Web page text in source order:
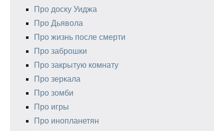
Про доску Уиджа
Про Дьявола
Про жизнь после смерти
Про заброшки
Про закрытую комнату
Про зеркала
Про зомби
Про игры
Про инопланетян